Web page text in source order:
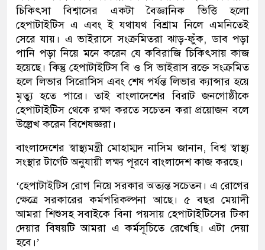
চিকিৎসা বিশ্বাসের একটা বৈজ্ঞানিক ভিত্তি হলো
হেপাটাইটিস এ এবং ই যথাযথ বিশ্রাম নিলে এমনিতেই
সেরে যায়। এ ভাইরাসে সংক্রমিতরা ঝাড়-ফুঁক, ডাব পড়া
পানি পড়া নিয়ে মনে করেন যে কবিরাজি চিকিৎসায় কাজ
হয়েছে। কিন্তু হেপাটাইটিস বি ও সি ভাইরাস রক্তে সংক্রমিত
হলে লিভার সিরোসিস এবং শেষ পর্যন্ত লিভার ক্যান্সার হয়ে
মৃত্যু হতে পারে। তাই বাংলাদেশের বিরাট জনগোষ্ঠীকে
হেপাটাইটিস থেকে রক্ষা করতে সচেতন করা প্রয়োজন বলে
উল্লেখ করেন বিশেষজ্ঞরা।
বাংলাদেশের স্বাস্থ্যমন্ত্রী মোহাম্মদ নাসিম জানান, বিশ্ব স্বাস্থ্য
সংস্থার টার্গেট অনুযায়ী লক্ষ্য পূরণে বাংলাদেশ কাজ করছে।
‘হেপাটাইটিস রোগ নিয়ে সরকার অত্যন্ত সচেতন। এ রোগের
ক্ষেত্রে সরকারের কর্মপরিকল্পনা আছে। ৫ বছর মেয়াদী
আমরা শিশুসহ সবাইকে বিনা পয়সায় হেপাটাইটিসের টিকা
দেয়ার বিষয়টি আমরা এ কর্মসূচিতে রেখেছি। এটা দেয়া
হবে।’